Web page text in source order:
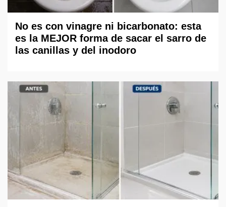
No es con vinagre ni bicarbonato: esta
es la MEJOR forma de sacar el sarro de
las canillas y del inodoro